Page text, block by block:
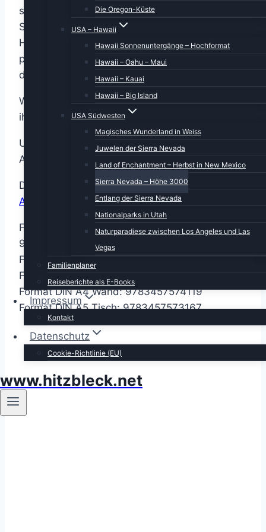
Die Oregon-Küste
USA – Hawaii
Hawaii Sonnenuntergänge – Hochformat
Hawaii – Oahu – Maui
Hawaii – Kauai
Hawaii – Big Island
USA Südwesten
Magisches Wunderland in Weiss
Juwelen der Sierra Nevada
Land of Enchantment – Herbst in New Mexico
Sierra Nevada – Höhe 3000
Entlang der Sierra Nevada
Nationalparks in Utah
Naturparadiese zwischen Los Angeles und Las
Vegas
Familienplaner
Reiseberichte als E-Books
Impressum
Kontakt
Datenschutz
Cookie-Richtlinie (EU)
www.hitzbleck.net
schneebedeckten Gipfeln über kristallklare
Seen bis hin zu farbenfrohen
Herbstlandschaften – dieser Kalender
präsentiert die unvergleichliche Schönheit
dieser einzigartigen Naturlandschaft.
Weitere Fotos und den Reisebericht dazu findet
ihr
Und den Reisebericht könnt ihr auch bei
Amazon
Direkter Link zur Kalender-Bestellung bei
Amazon
Format DIN A2 Premium Wand:
9783457425169
Format DIN A2 Wand: 9783457573518
Format DIN A3 Wand: 9783457573914
Format DIN A4 Wand: 9783457574119
Format DIN A5 Tisch: 9783457573167